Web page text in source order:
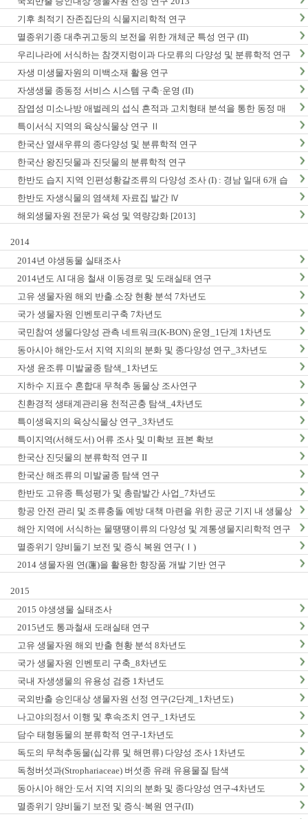
기후 최적기 잔존집단의 식물지리학적 연구
멸종위기종 대추귀고둥의 보전을 위한 개체군 특성 연구 (II)
우리나라에 서식하는 참갯지렁이과 다모류의 다양성 및 분류학적 연구
(I)
자생 미생물자원의 미백소재 활용 연구
자생생물 종동정 서비스 시스템 구축·운영 (II)
잠엽성 미소나방 애벌레의 섭식 흔적과 고치형태 분석을 통한 동정 매
뉴얼 개발 및 생활사 연구
특이서식 지역의 육상식물상 연구 Ⅱ
한국산 옆새우류의 종다양성 및 분류학적 연구
한국산 왕진딧물과 진딧물의 분류학적 연구
한반도 습지 지역 인편성황갈조류의 다양성 조사 (I) : 경남 일대 6개 습
지 지역 조사
한반도 자생식물의 염색체 자료집 발간 Ⅳ
해외생물자원 전문가 육성 및 역량강화 [2013]
2014
2014년 야생동물 실태조사
2014년도 AI 대응 철새 이동경로 및 도래실태 연구
고유 생물자원 해외 반출.소장 현황 분석 7차년도
국가 생물자원 인벤토리구축 7차년도
국민참여 생물다양성 관측 네트워크(K-BON) 운영_1단계 1차년도
동아시아 해안-도서 지역 지의의 분화 및 종다양성 연구_3차년도
자생 윤조류 미발굴종 탐색_1차년도
지하수 지표수 혼합대 무척추 동물상 조사연구
친환경적 생태계관리용 천적곤충 탐색_4차년도
특이생육지의 육상식물상 연구_3차년도
특이지역(서해도서) 어류 조사 및 미확보 표본 확보
한국산 진딧물의 분류학적 연구 II
한국산 해조류의 미발굴종 탐색 연구
한반도 고유종 특성평가 및 총람발간 사업_7차년도
항공 안전 관리 및 조류충돌 예방 대책 마련을 위한 공군 기지 내 생물상
조사_1차년도
해안 지역에 서식하는 물땡땡이류의 다양성 및 계통생물지리학적 연구
_1차년도
멸종위기 양비둘기 보전 및 증식 복원 연구(Ⅰ)
2014 생물자원 연(蓮)을 활용한 향장품 개발 기반 연구
2015
2015 야생생물 실태조사
2015년도 통과철새 도래실태 연구
고유 생물자원 해외 반출 현황 분석 8차년도
국가 생물자원 인벤토리 구축_8차년도
국내 자생생물의 유용성 검증 1차년도
국외반출 승인대상 생물자원 선정 연구(2단계_1차년도)
나고야의정서 이행 및 후속조치 연구_1차년도
담수 태형동물의 분류학적 연구-1차년도
독도의 무척추동물(십각류 및 해면류) 다양성 조사 1차년도
독청버섯과(Strophariaceae) 버섯종 유래 유용물질 탐색
동아시아 해안·도서 지역 지의의 분화 및 종다양성 연구-4차년도
멸종위기 양비둘기 보전 및 증식·복원 연구(II)